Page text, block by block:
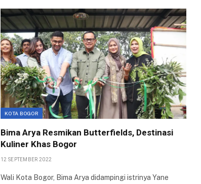
KOTA BOGOR
Bima Arya Resmikan Butterfields, Destinasi
Kuliner Khas Bogor
12 SEPTEMBER 2022
Wali Kota Bogor, Bima Arya didampingi istrinya Yane
DAERAH
Pasar Gembrong
Sukasari Siap
Diresmikan
9 JUNI 2025
BOGOR – Progres
pembangunan Pasar
Gembrong Sukasari di
Jalan Siliwangi,
Kecamatan Bogor
DAERAH
Rapat Kerja
dengan
Dinkukmdagin,
Komisi IV DPRD
Bogor Fokus
Inflasi dan
Penguatan UMKM
bersama Dinas